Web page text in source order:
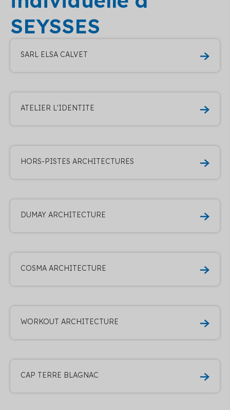
SEYSSES
SARL ELSA CALVET
ATELIER L'IDENTITE
HORS-PISTES ARCHITECTURES
DUMAY ARCHITECTURE
COSMA ARCHITECTURE
WORKOUT ARCHITECTURE
CAP TERRE BLAGNAC